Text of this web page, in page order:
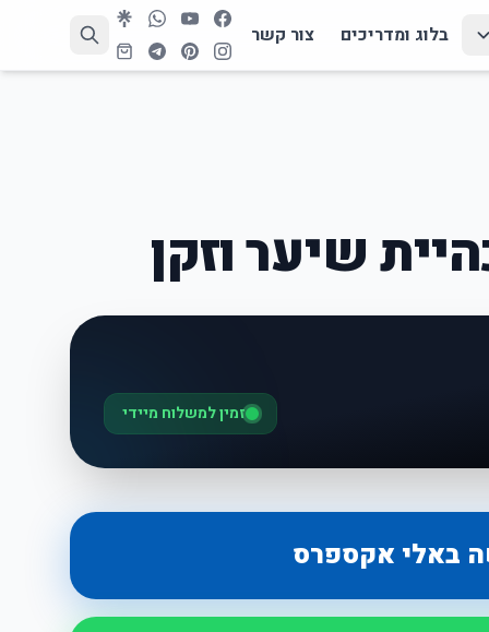
בלוג ומדריכים צור קשר
שיער וזקן
זמין למשלוח מיידי
באלי אקספרס